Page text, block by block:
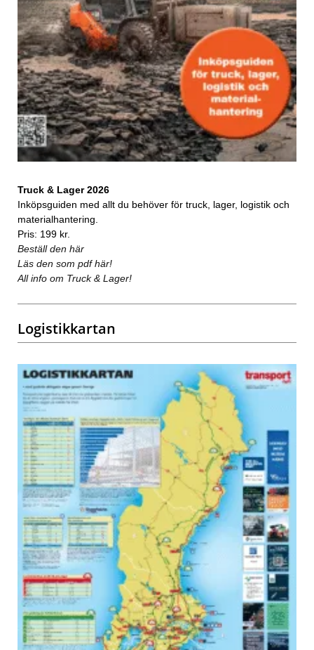
Truck & Lager 2026
Inköpsguiden med allt du behöver för truck, lager, logistik och
materialhantering.
Pris: 199 kr.
Beställ den här
Läs den som pdf här!
All info om Truck & Lager!
Logistikkartan